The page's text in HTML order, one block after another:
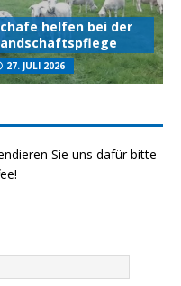
helfen bei der
27. JULI 2026
Sie uns dafür bitte